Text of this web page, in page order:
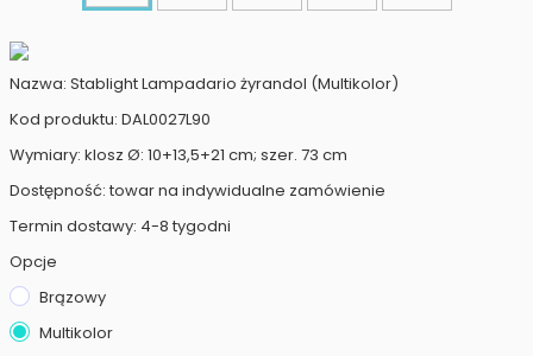
Nazwa: Stablight Lampadario żyrandol (Multikolor)
Kod produktu: DAL0027L90
Wymiary: klosz Ø: 10+13,5+21 cm; szer. 73 cm
Dostępność: towar na indywidualne zamówienie
Termin dostawy: 4-8 tygodni
Opcje
Brązowy
Multikolor